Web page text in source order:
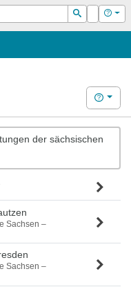
Suchen
Login Hilfe
Hilfe
der sächsischen
Sachsen –
Sachsen –